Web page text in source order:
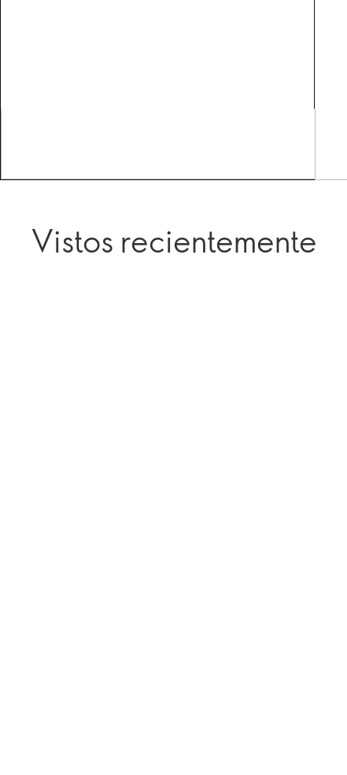
Vistos recientemente